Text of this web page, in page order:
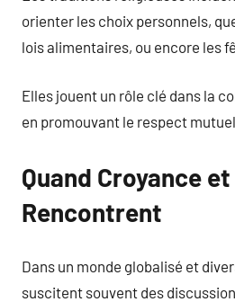
orienter les choix personnels,
lois alimentaires, ou encore les
Elles jouent un rôle clé dans la
en promouvant le respect
Quand Croyance
Rencontrent
Dans un monde globalisé et
suscitent souvent des